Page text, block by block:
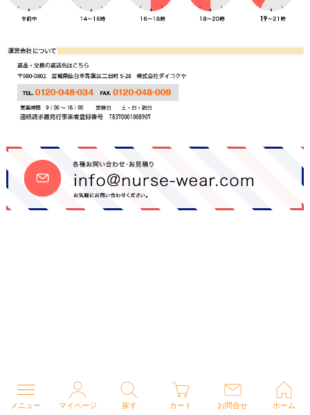
メニュー マイページ 探す カート お問合せ ホーム